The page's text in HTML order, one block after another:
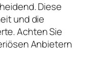
Diese
und die
Achten Sie
Anbietern